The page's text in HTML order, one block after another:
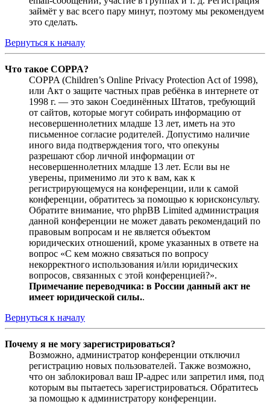
займёт у вас всего пару минут, поэтому мы рекомендуем
это сделать.
Вернуться к началу
Что такое COPPA?
COPPA (Children’s Online Privacy Protection Act of 1998),
или Акт о защите частных прав ребёнка в интернете от
1998 г. — это закон Соединённых Штатов, требующий
от сайтов, которые могут собирать информацию от
несовершеннолетних младше 13 лет, иметь на это
письменное согласие родителей. Допустимо наличие
иного вида подтверждения того, что опекуны
разрешают сбор личной информации от
несовершеннолетних младше 13 лет. Если вы не
уверены, применимо ли это к вам, как к
регистрирующемуся на конференции, или к самой
конференции, обратитесь за помощью к юрисконсульту.
Обратите внимание, что phpBB Limited администрация
данной конференции не может давать рекомендаций по
правовым вопросам и не является объектом
юридических отношений, кроме указанных в ответе на
вопрос «С кем можно связаться по вопросу
некорректного использования и/или юридических
вопросов, связанных с этой конференцией?».
Примечание переводчика: в России данный акт не
имеет юридической силы..
Вернуться к началу
Почему я не могу зарегистрироваться?
Возможно, администратор конференции отключил
регистрацию новых пользователей. Также возможно,
что он заблокировал ваш IP-адрес или запретил имя, под
которым вы пытаетесь зарегистрироваться. Обратитесь
за помощью к администратору конференции.